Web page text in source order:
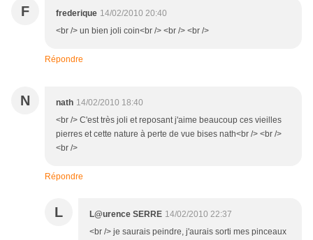
F frederique 14/02/2010 20:40
<br /> un bien joli coin<br /> <br /> <br />
Répondre
N nath 14/02/2010 18:40
<br /> C'est très joli et reposant j'aime beaucoup ces vieilles
pierres et cette nature à perte de vue bises nath<br /> <br />
<br />
Répondre
L L@urence SERRE 14/02/2010 22:37
<br /> je saurais peindre, j'aurais sorti mes pinceaux